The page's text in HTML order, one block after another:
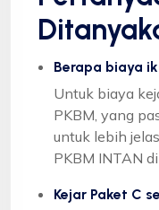
Berapa biaya
Untuk biaya
PKBM, yang
untuk lebih
PKBM INTAN di
Kejar Paket C